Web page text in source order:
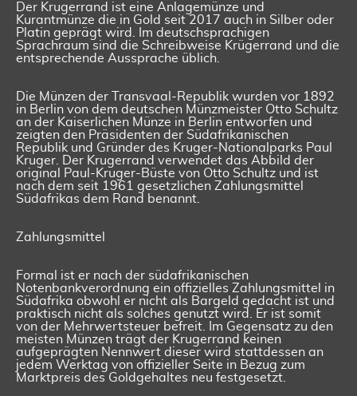
Der Krugerrand ist eine Anlagemünze und
Kurantmünze die in Gold seit 2017 auch in Silber oder
Platin geprägt wird. Im deutschsprachigen
Sprachraum sind die Schreibweise Krügerrand und die
entsprechende Aussprache üblich.
Die Münzen der Transvaal-Republik wurden vor 1892
in Berlin von dem deutschen Münzmeister Otto Schultz
an der Kaiserlichen Münze in Berlin entworfen und
zeigten den Präsidenten der Südafrikanischen
Republik und Gründer des Kruger-Nationalparks Paul
Kruger. Der Krugerrand verwendet das Abbild der
original Paul-Kruger-Büste von Otto Schultz und ist
nach dem seit 1961 gesetzlichen Zahlungsmittel
Südafrikas dem Rand benannt.
Zahlungsmittel
Formal ist er nach der südafrikanischen
Notenbankverordnung ein offizielles Zahlungsmittel in
Südafrika obwohl er nicht als Bargeld gedacht ist und
praktisch nicht als solches genutzt wird. Er ist somit
von der Mehrwertsteuer befreit. Im Gegensatz zu den
meisten Münzen trägt der Krugerrand keinen
aufgeprägten Nennwert dieser wird stattdessen an
jedem Werktag von offizieller Seite in Bezug zum
Marktpreis des Goldgehaltes neu festgesetzt.